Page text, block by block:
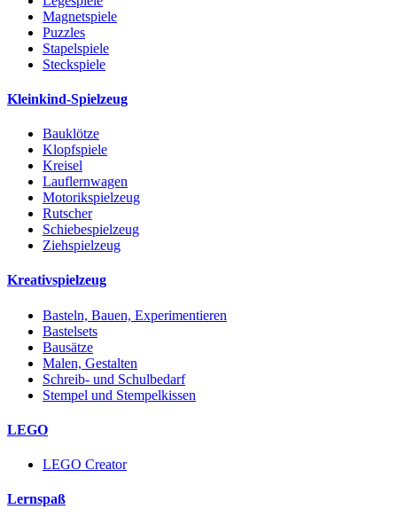
Magnetspiele
Puzzles
Stapelspiele
Steckspiele
Kleinkind-Spielzeug
Bauklötze
Klopfspiele
Kreisel
Lauflernwagen
Motorikspielzeug
Rutscher
Schiebespielzeug
Ziehspielzeug
Kreativspielzeug
Basteln, Bauen, Experimentieren
Bastelsets
Bausätze
Malen, Gestalten
Schreib- und Schulbedarf
Stempel und Stempelkissen
LEGO
LEGO Creator
Lernspaß